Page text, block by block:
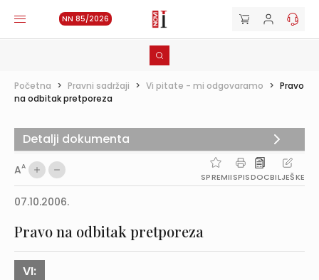
NN 85/2026
Početna > Pravni sadržaji > Vi pitate - mi odgovaramo > Pravo
na odbitak pretporeza
AA
SPREMIISPISDOCBILJEŠKE
07.10.2006.
Pravo na odbitak pretporeza
VI:
Detalji dokumenta